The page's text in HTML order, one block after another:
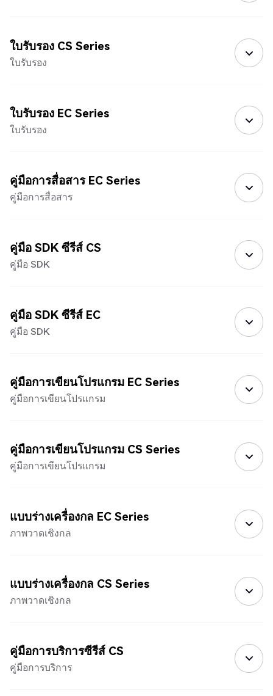
ใบรับรอง CS Series
ใบรับรอง
ใบรับรอง EC Series
ใบรับรอง
คู่มือการสื่อสาร EC Series
คู่มือการสื่อสาร
คู่มือ SDK ซีรีส์ CS
คู่มือ SDK
คู่มือ SDK ซีรีส์ EC
คู่มือ SDK
คู่มือการเขียนโปรแกรม EC Series
คู่มือการเขียนโปรแกรม
คู่มือการเขียนโปรแกรม CS Series
คู่มือการเขียนโปรแกรม
แบบร่างเครื่องกล EC Series
ภาพวาดเชิงกล
แบบร่างเครื่องกล CS Series
ภาพวาดเชิงกล
คู่มือการบริการซีรีส์ CS
คู่มือการบริการ